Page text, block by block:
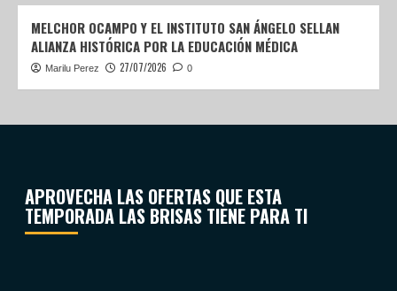
MELCHOR OCAMPO Y EL INSTITUTO SAN ÁNGELO SELLAN
ALIANZA HISTÓRICA POR LA EDUCACIÓN MÉDICA
Marilu Perez 27/07/2026 0
APROVECHA LAS OFERTAS QUE ESTA
TEMPORADA LAS BRISAS TIENE PARA TI